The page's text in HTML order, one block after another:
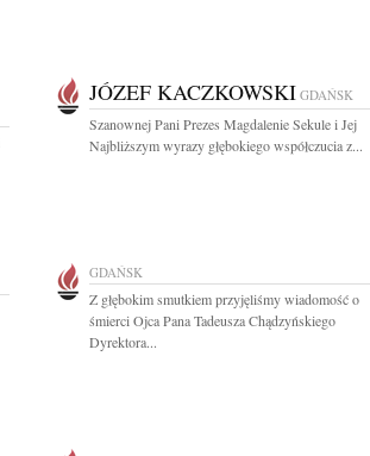
JÓZEF KACZKOWSKI GDAŃSK
Szanownej Pani Prezes Magdalenie Sekule i Jej
Najbliższym wyrazy głębokiego współczucia z...
GDAŃSK
Z głębokim smutkiem przyjęliśmy wiadomość o
śmierci Ojca Pana Tadeusza Chądzyńskiego
Dyrektora...